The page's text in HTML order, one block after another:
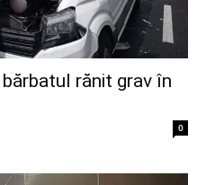
rănit grav în
0